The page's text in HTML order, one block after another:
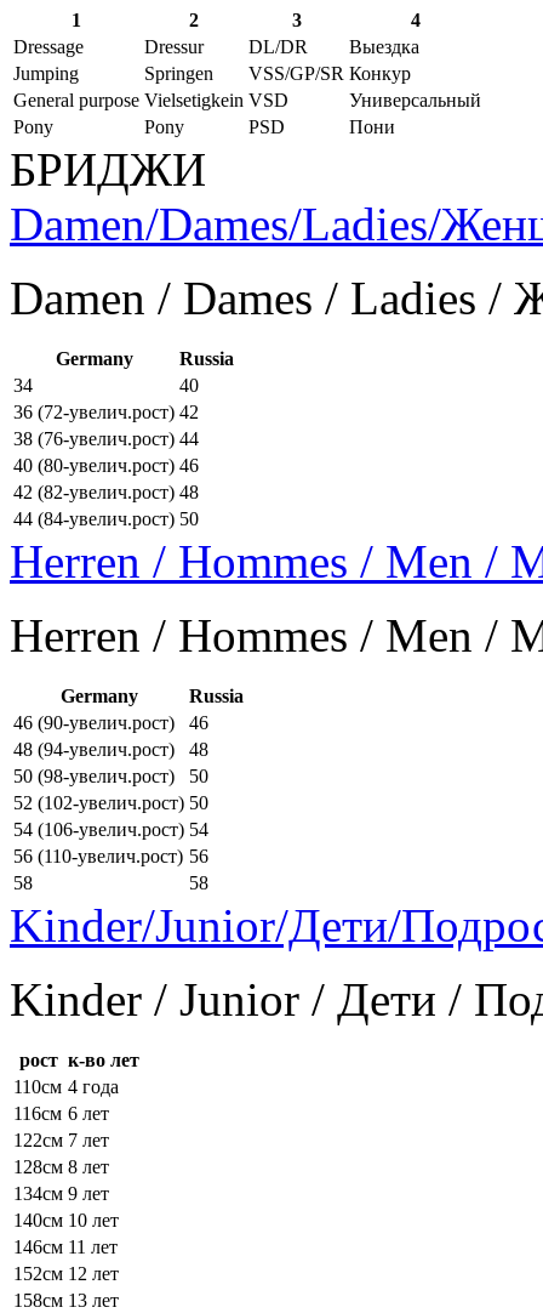
1 2 3
4
Dressage
Dressur DL/DR
Выездка
Jumping
Springen VSS/GP/SR Конкур
General purpose Vielsetigkein VSD
Универсальный
Pony
Pony PSD Пони
БРИДЖИ
Damen/Dames/Ladies/
Damen / Dames / Ladies
Germany
Russia
34
40
36 (72-увелич.рост) 42
38 (76-увелич.рост) 44
40 (80-увелич.рост) 46
42 (82-увелич.рост) 48
44 (84-увелич.рост) 50
Herren / Hommes / Men /
Herren / Hommes / Men /
Germany
Russia
46 (90-увелич.рост)
46
48 (94-увелич.рост)
48
50 (98-увелич.рост)
50
52 (102-увелич.рост) 50
54 (106-увелич.рост) 54
56 (110-увелич.рост) 56
58
58
Kinder/Junior/Дети/
Kinder / Junior / Дети /
рост к-во лет
110см 4 года
116см 6 лет
122см 7 лет
128см 8 лет
134см 9 лет
140см 10 лет
146см 11 лет
152см 12 лет
158см 13 лет